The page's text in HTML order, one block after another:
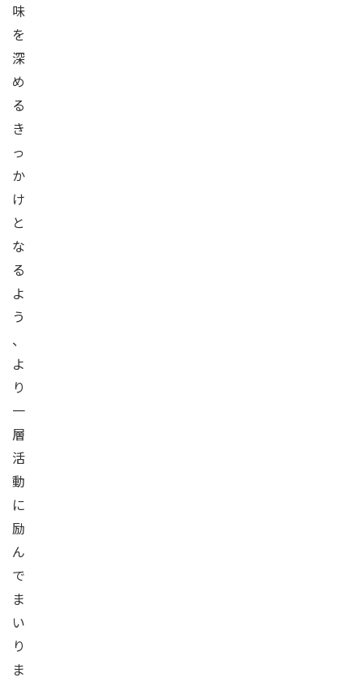
味
を
深
め
る
き
っ
か
け
と
な
る
よ
う
、
よ
り
一
層
活
動
に
励
ん
で
ま
い
り
ま